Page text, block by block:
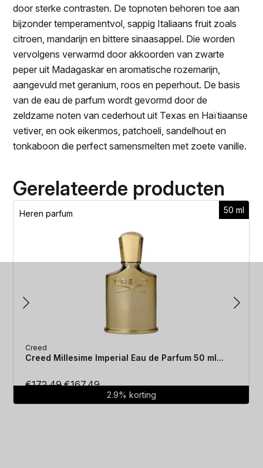
door sterke contrasten. De topnoten behoren toe aan
bijzonder temperamentvol, sappig Italiaans fruit zoals
citroen, mandarijn en bittere sinaasappel. Die worden
vervolgens verwarmd door akkoorden van zwarte
peper uit Madagaskar en aromatische rozemarijn,
aangevuld met geranium, roos en peperhout. De basis
van de eau de parfum wordt gevormd door de
zeldzame noten van cederhout uit Texas en Haïtiaanse
vetiver, en ook eikenmos, patchoeli, sandelhout en
tonkaboon die perfect samensmelten met zoete vanille.
Gerelateerde producten
50 ml
Heren parfum
Creed
Creed Millesime Imperial Eau de Parfum 50 ml...
€172.49Oorspronkelijke
€167.49Huidige
prijs
2.9% korting